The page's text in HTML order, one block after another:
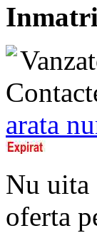
arata
Nu uita
oferta